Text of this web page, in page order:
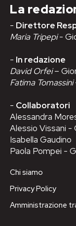
La
- Direttore
Maria Tripepi-
- In redazione
David Orfei–
Fatima Tomassini
- Collaboratori
Alessandra
Alessio Vissani
Isabella Gaudino
Paola Pompei -
Chi siamo
Privacy Policy
Amministrazione